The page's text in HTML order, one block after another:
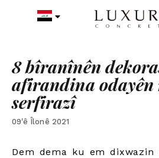
8 bîranînên
afirandina odayên
serfirazî
09'ê Îlonê 2021
Dem dema ku em dixwazin